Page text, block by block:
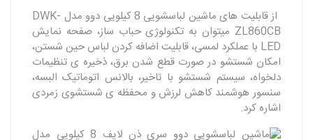
از قابلیت های ماشین لباسشویی 8 کیلویی دوو مدل DWK-
ZL860CB میتوان به تکنولوژی حباب ساز، صفحه نمایش
LED با عملکرد لمسی، قابلیت اضافه کردن لباس حین شستن،
امکان شستشو در صورت قطع شدن برق، ذخیره ی تنظیمات
دلخواه، سیستم شستشو با تاخیر، بالانس اتوماتیک البسه،
سنسور هوشمند کاهش لرزش و محفظه ی شستشوی زمردی
اشاره کرد.